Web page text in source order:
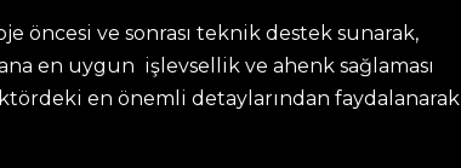
öncesi ve sonrası teknik destek sunarak,
en uygun işlevsellik ve ahenk sağlaması
en önemli detaylarından faydalanarak